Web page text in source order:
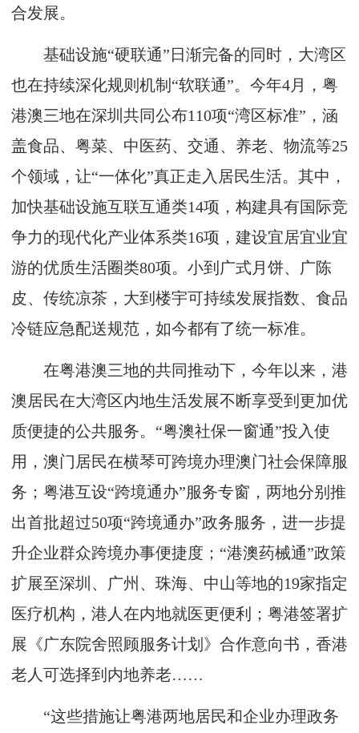
合发展。
基础设施“硬联通”日渐完备的同时，大湾区
也在持续深化规则机制“软联通”。今年4月，粤
港澳三地在深圳共同公布110项“湾区标准”，涵
盖食品、粤菜、中医药、交通、养老、物流等25
个领域，让“一体化”真正走入居民生活。其中，
加快基础设施互联互通类14项，构建具有国际竞
争力的现代化产业体系类16项，建设宜居宜业宜
游的优质生活圈类80项。小到广式月饼、广陈
皮、传统凉茶，大到楼宇可持续发展指数、食品
冷链应急配送规范，如今都有了统一标准。
在粤港澳三地的共同推动下，今年以来，港
澳居民在大湾区内地生活发展不断享受到更加优
质便捷的公共服务。“粤澳社保一窗通”投入使
用，澳门居民在横琴可跨境办理澳门社会保障服
务；粤港互设“跨境通办”服务专窗，两地分别推
出首批超过50项“跨境通办”政务服务，进一步提
升企业群众跨境办事便捷度；“港澳药械通”政策
扩展至深圳、广州、珠海、中山等地的19家指定
医疗机构，港人在内地就医更便利；粤港签署扩
展《广东院舍照顾服务计划》合作意向书，香港
老人可选择到内地养老……
“这些措施让粤港两地居民和企业办理政务